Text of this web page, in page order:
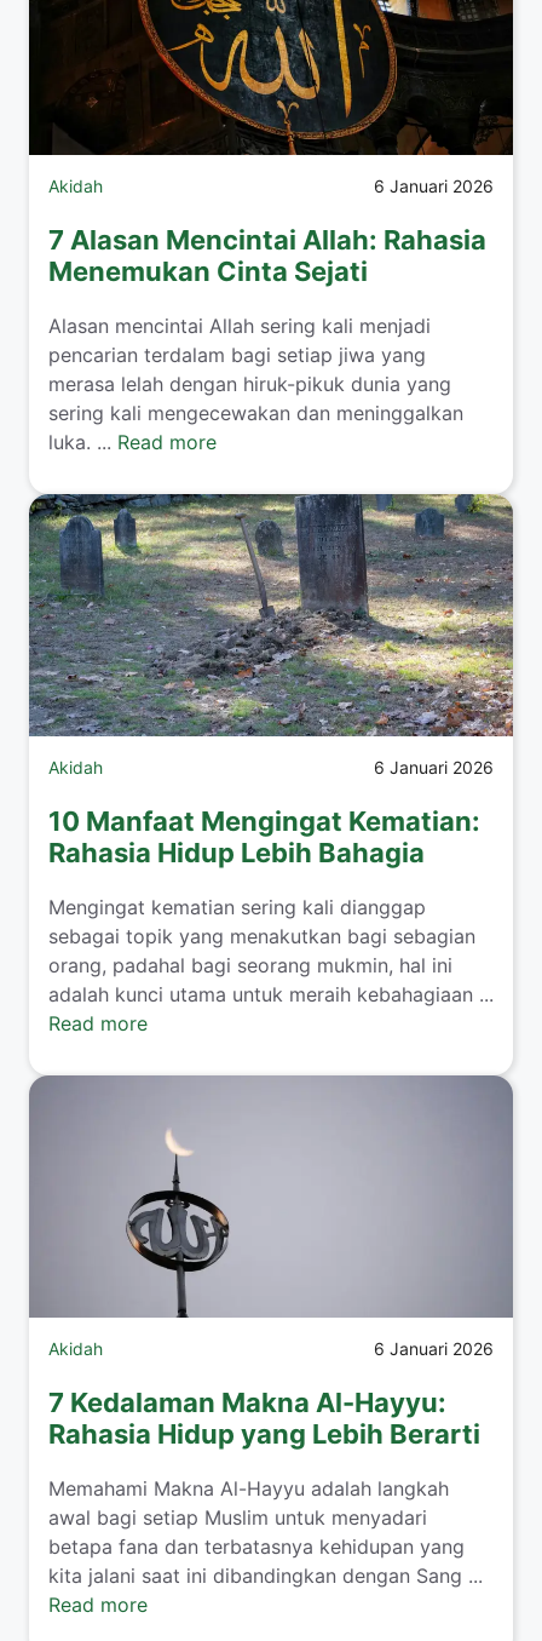
Akidah 6 Januari 2026
7 Alasan Mencintai Allah: Rahasia
Menemukan Cinta Sejati
Alasan mencintai Allah sering kali menjadi
pencarian terdalam bagi setiap jiwa yang
merasa lelah dengan hiruk-pikuk dunia yang
sering kali mengecewakan dan meninggalkan
luka. ... Read more
Akidah 6 Januari 2026
10 Manfaat Mengingat Kematian:
Rahasia Hidup Lebih Bahagia
Mengingat kematian sering kali dianggap
sebagai topik yang menakutkan bagi sebagian
orang, padahal bagi seorang mukmin, hal ini
adalah kunci utama untuk meraih kebahagiaan ...
Read more
Akidah 6 Januari 2026
7 Kedalaman Makna Al-Hayyu:
Rahasia Hidup yang Lebih Berarti
Memahami Makna Al-Hayyu adalah langkah
awal bagi setiap Muslim untuk menyadari
betapa fana dan terbatasnya kehidupan yang
kita jalani saat ini dibandingkan dengan Sang ...
Read more